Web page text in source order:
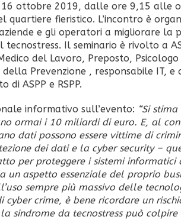
16 ottobre 2019, dalle ore 9,15 alle
quartiere fieristico. L’incontro è
e gli operatori a migliorare la
Il seminario è rivolto a
del Lavoro, Preposto,
della Prevenzione , responsabile IT,
di ASPP e RSPP.
informativo sull’evento: “Si
ormai i 10 miliardi di euro. E, al
dati possono essere vittime di
dei dati e la cyber security –
per proteggere i sistemi informatici
un aspetto essenziale del proprio
sempre più massivo delle
cyber crime, è bene ricordare un
sindrome da tecnostress può